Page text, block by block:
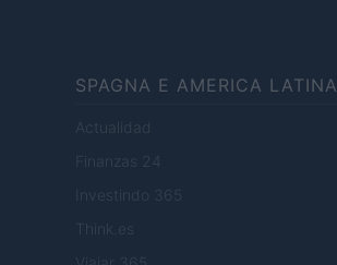
SPAGNA E AMERICA LATINA
Actualidad
Finanzas 24
Investindo 365
Think.es